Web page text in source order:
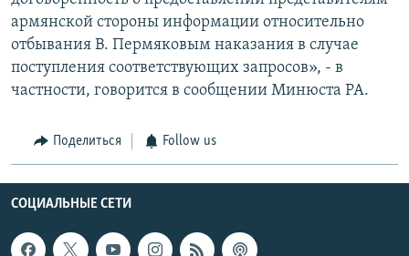
армянской стороны информации относительно
отбывания В. Пермяковым наказания в случае
поступления соответствующих запросов», - в
частности, говорится в сообщении Минюста РА.
Поделиться Follow us
СОЦИАЛЬНЫЕ СЕТИ